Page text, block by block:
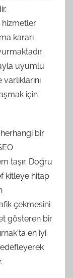
kararı
uyumlu
için
bir
taşır. Doğru
kitleye hitap
çekmesini
gösteren bir
en iyi